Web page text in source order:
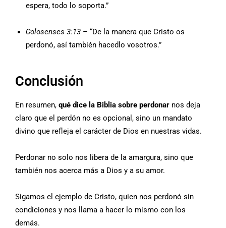
espera, todo lo soporta.”
Colosenses 3:13 – “De la manera que Cristo os
perdonó, así también hacedlo vosotros.”
Conclusión
En resumen, qué dice la Biblia sobre perdonar nos deja
claro que el perdón no es opcional, sino un mandato
divino que refleja el carácter de Dios en nuestras vidas.
Perdonar no solo nos libera de la amargura, sino que
también nos acerca más a Dios y a su amor.
Sigamos el ejemplo de Cristo, quien nos perdonó sin
condiciones y nos llama a hacer lo mismo con los
demás.